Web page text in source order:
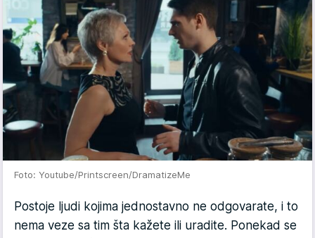
Foto: Youtube/Printscreen/DramatizeMe
Postoje ljudi kojima jednostavno ne odgovarate, i to
nema veze sa tim šta kažete ili uradite. Ponekad se